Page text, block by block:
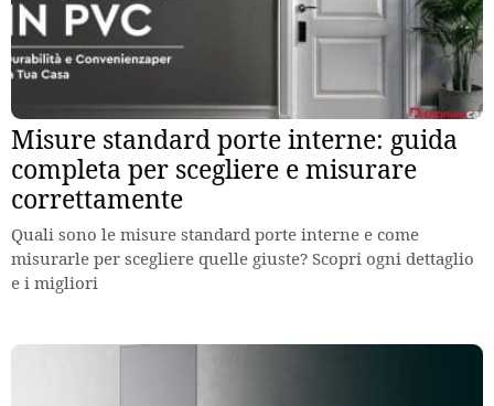
Misure standard porte interne: guida
completa per scegliere e misurare
correttamente
Quali sono le misure standard porte interne e come
misurarle per scegliere quelle giuste? Scopri ogni dettaglio
e i migliori